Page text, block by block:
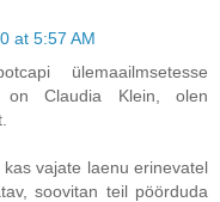
at 5:57 AM
ülemaailmsetesse
on Claudia Klein, olen
vajate laenu erinevatel
soovitan teil pöörduda